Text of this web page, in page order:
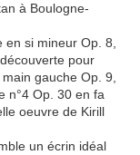
à Boulogne-
si mineur Op. 8,
pour
gauche Op. 9,
n°4 Op. 30 en fa
oeuvre de Kirill
un écrin idéal